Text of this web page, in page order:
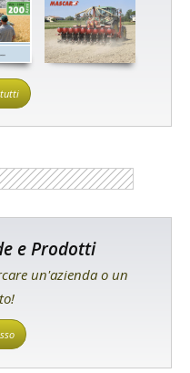
tutti
e Prodotti
un'azienda o un